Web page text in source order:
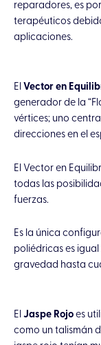
reparadores, es
terapéuticos
aplicaciones.
El Vector en
generador de la
vértices; uno
direcciones en el
El Vector en
todas las
fuerzas.
Es la única
poliédricas es
gravedad hasta
El Jaspe Rojo es
como un talismán